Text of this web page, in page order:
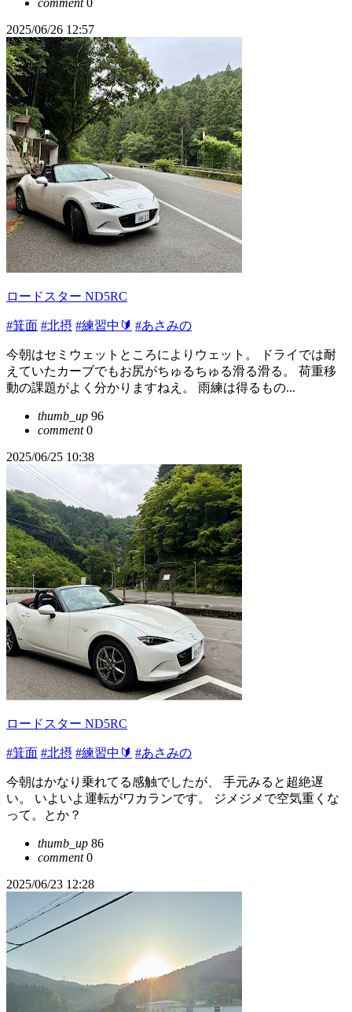
comment0
2025/06/26 12:57
ロードスター ND5RC
#箕面 #北摂 #練習中🔰 #あさみの
今朝はセミウェットところによりウェット。 ドライでは耐
えていたカーブでもお尻がちゅるちゅる滑る滑る。 荷重移
動の課題がよく分かりますねえ。 雨練は得るもの...
thumb_up 96
comment0
2025/06/25 10:38
ロードスター ND5RC
#箕面 #北摂 #練習中🔰 #あさみの
今朝はかなり乗れてる感触でしたが、 手元みると超絶遅
い。 いよいよ運転がワカランです。 ジメジメで空気重くな
って。とか？
thumb_up 86
comment0
2025/06/23 12:28